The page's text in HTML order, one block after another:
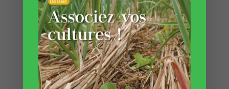
réflexes…bref, améliorer facilement son
quotidien et son jardin pour augmenter
sa qualité de vie, tout simplement. C’est
d’ailleurs notre devise :cultivez votre
quotidien !